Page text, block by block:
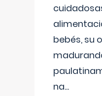
bebés, su
na...